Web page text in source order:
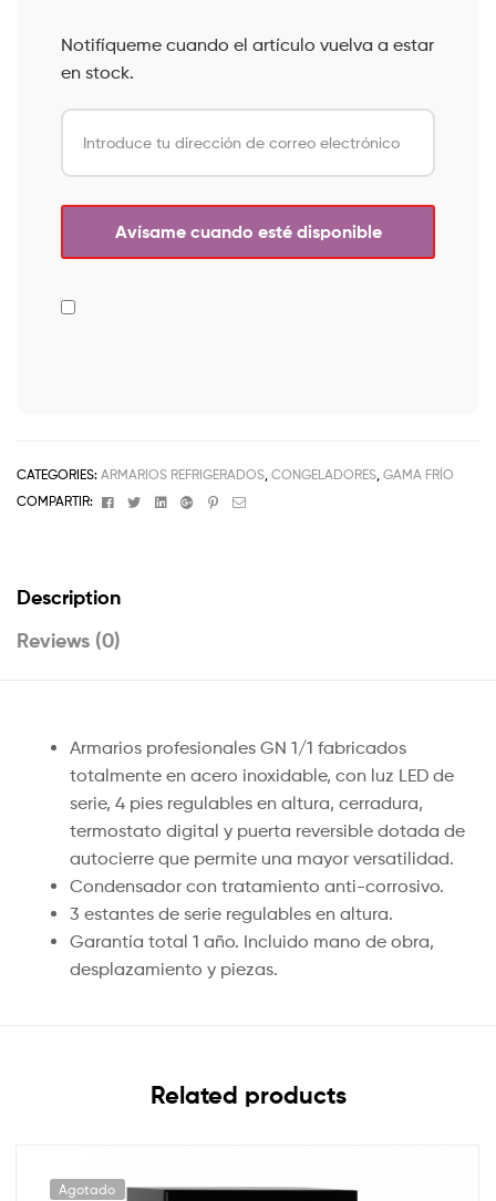
Notifíqueme cuando el artículo vuelva a estar
en stock.
CATEGORIES: ARMARIOS REFRIGERADOS CONGELADORES GAMA FRÍO
COMPARTIR:
FacebookTwitterLinkedinGoogle+Pinterest
Email
Description
Reviews (0)
Armarios profesionales GN 1/1 fabricados
totalmente en acero inoxidable, con luz LED de
serie, 4 pies regulables en altura, cerradura,
termostato digital y puerta reversible dotada de
autocierre que permite una mayor versatilidad.
Condensador con tratamiento anti-corrosivo.
3 estantes de serie regulables en altura.
Garantía total 1 año. Incluido mano de obra,
desplazamiento y piezas.
Related products
Agotado